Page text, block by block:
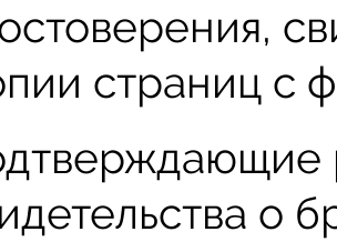
страниц с
о